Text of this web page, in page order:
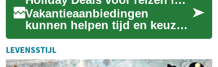
Vakantieaanbiedingen
kunnen helpen tijd en keuzes
te besparen, maar het juiste
aanbod hangt af van seizoen,
reistype ...
LEVENSSTIJL